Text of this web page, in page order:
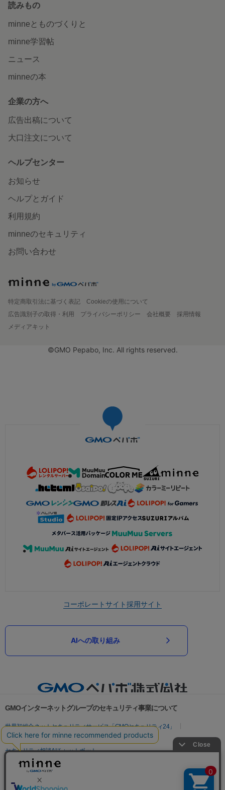
読みもの
minneとものづくりと
minne学習帖
ニュース
minneの本
企業の方へ
広告出稿について
大口注文について
ヘルプセンター
お知らせ
ヘルプとガイド
利用規約
minneのセキュリティ
お問い合わせ
特定商取引法に基づく表記
Cookieの使用について
広告識別子の取得・利用
プライバシーポリシー 会社概要
採用情報
メディアキット
©GMO Pepabo, Inc. All rights reserved.
コーポレートサイト採用サイト
AIへの取り組み
GMOインターネットグループのセキュリティ事業について
世界初総合ネットセキュリティサービス「GMOセキュリティ24」
パスワード漏洩診断
Webサイトリスク診断
セキュリティ相談AIチャットボット
実在証明・盗聴対策
サイバー攻撃対策（GMO Flatt Security）